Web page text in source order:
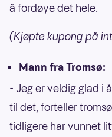
å fordøye det hele.
(Kjøpte kupong på
Mann fra Tromsø:
- Jeg er veldig glad i
til det, forteller
tidligere har vunnet